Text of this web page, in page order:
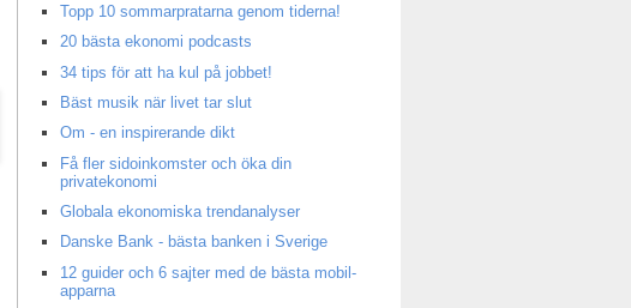
Topp 10 sommarpratarna genom tiderna!
20 bästa ekonomi podcasts
34 tips för att ha kul på jobbet!
Bäst musik när livet tar slut
Om - en inspirerande dikt
Få fler sidoinkomster och öka din
privatekonomi
Globala ekonomiska trendanalyser
Danske Bank - bästa banken i Sverige
12 guider och 6 sajter med de bästa mobil-
apparna